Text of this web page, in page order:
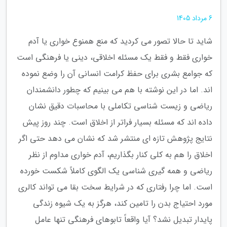
6 مرداد 1405
شاید تا حالا تصور می کردید که منع همنوع خواری یا آدم
خواری فقط و فقط یک مسئله اخلاقی، دینی یا فرهنگی است
که جوامع بشری برای حفظ کرامت انسانی آن را وضع نموده
اند. اما در این نوشته با هم می بینیم که چطور دانشمندان
ریاضی و زیست شناسی تکاملی با محاسبات دقیق نشان
داده اند که مسئله بسیار فراتر از اخلاق است. چند روز پیش
نتایج پژوهش تازه ای منتشر شد که نشان می دهد حتی اگر
اخلاق را هم به کلی کنار بگذاریم، آدم خواری مداوم از نظر
ریاضی و همه گیری شناسی یک الگوی کاملاً شکست خورده
است. اما چرا رفتاری که در شرایط سخت بقا می تواند کالری
مورد احتیاج بدن را تامین کند، هرگز به یک شیوه زندگی
پایدار تبدیل نشد؟ آیا واقعاً تابوهای فرهنگی تنها عامل